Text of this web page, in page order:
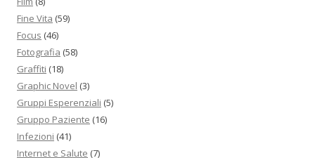
Fine Vita (59)
Focus (46)
Fotografia (58)
Graffiti (18)
Graphic Novel (3)
Gruppi Esperenziali (5)
Gruppo Paziente (16)
Infezioni (41)
Internet e Salute (7)